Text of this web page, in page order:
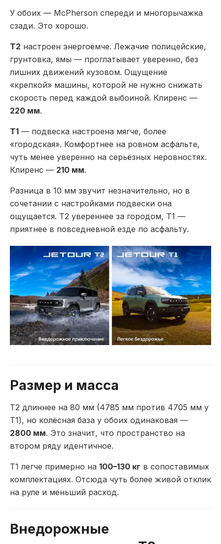
У обоих — McPherson спереди и многорычажка
сзади. Это хорошо.
T2 настроен энергоёмче. Лежачие полицейские,
грунтовка, ямы — проглатывает уверенно, без
лишних движений кузовом. Ощущение
«крепкой» машины, которой не нужно снижать
скорость перед каждой выбоиной. Клиренс —
220 мм.
T1 — подвеска настроена мягче, более
«городская». Комфортнее на ровном асфальте,
чуть менее уверенно на серьёзных неровностях.
Клиренс — 210 мм.
Разница в 10 мм звучит незначительно, но в
сочетании с настройками подвески она
ощущается. T2 увереннее за городом, T1 —
приятнее в повседневной езде по асфальту.
Размер и масса
T2 длиннее на 80 мм (4785 мм против 4705 мм у
T1), но колёсная база у обоих одинаковая —
2800 мм. Это значит, что пространство на
втором ряду идентичное.
T1 легче примерно на 100–130 кг в сопоставимых
комплектациях. Отсюда чуть более живой отклик
на руле и меньший расход.
Внедорожные